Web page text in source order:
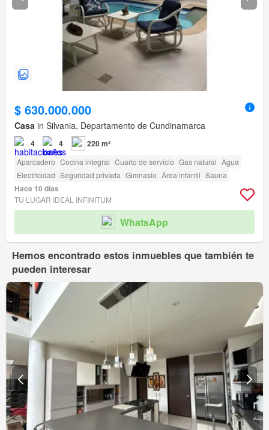
$ 630.000.000
Casa in Silvania, Departamento de Cundinamarca
4 4 220 m²
Aparcadero Cocina integral Cuarto de servicio Gas natural Agua
Electricidad Seguridad privada Gimnasio Área infantil Sauna
Hace 10 días
TU LUGAR IDEAL INFINITUM
WhatsApp
Hemos encontrado estos inmuebles que también te
pueden interesar